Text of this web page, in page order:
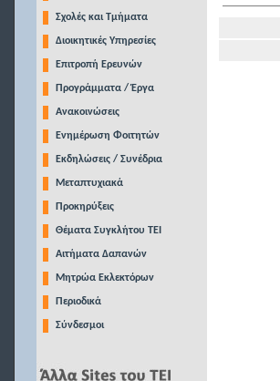
Σχολές και Τμήματα
Διοικητικές Υπηρεσίες
Επιτροπή Ερευνών
Προγράμματα / Έργα
Ανακοινώσεις
Ενημέρωση Φοιτητών
Εκδηλώσεις / Συνέδρια
Μεταπτυχιακά
Προκηρύξεις
Θέματα Συγκλήτου ΤΕΙ
Αιτήματα Δαπανών
Μητρώα Εκλεκτόρων
Περιοδικά
Σύνδεσμοι